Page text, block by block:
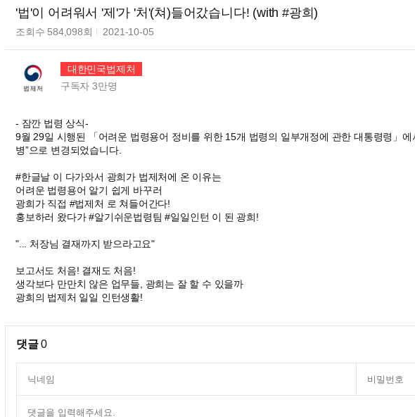
'법'이 어려워서 '제'가 '처'(쳐)들어갔습니다! (with #광희)
조회수 584,098회 2021-10-05
대한민국법제처
구독자3만명
- 잠깐 법령 상식-
9월 29일 시행된 「어려운 법령용어 정비를 위한 15개 법령의 일부개정에 관한 대통령령」에
병”으로 변경되었습니다.
#한글날 이 다가와서 광희가 법제처에 온 이유는
어려운 법령용어 알기 쉽게 바꾸러
광희가 직접 #법제처 로 쳐들어간다!
홍보하러 왔다가 #알기쉬운법령팀 #일일인턴 이 된 광희!
"... 처장님 결재까지 받으라고요"
보고서도 처음! 결재도 처음!
생각보다 만만치 않은 업무들, 광희는 잘 할 수 있을까
광희의 법제처 일일 인턴생활!
댓글0